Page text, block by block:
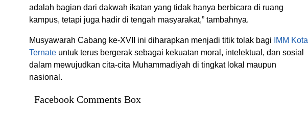
adalah bagian dari dakwah ikatan yang tidak hanya berbicara di ruang
kampus, tetapi juga hadir di tengah masyarakat,” tambahnya.
Musyawarah Cabang ke-XVII ini diharapkan menjadi titik tolak bagi
IMM Kota
Ternate untuk terus bergerak sebagai kekuatan moral, intelektual, dan sosial
dalam mewujudkan cita-cita Muhammadiyah di tingkat lokal maupun
nasional.
Facebook Comments Box